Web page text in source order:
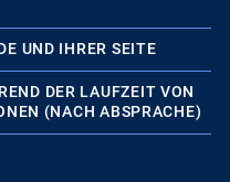
UND IHRER SEITE
DER LAUFZEIT VON
(NACH ABSPRACHE)